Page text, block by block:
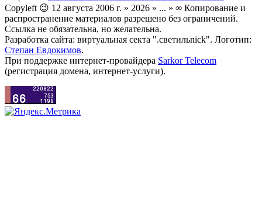
Copyleft 😉 12 августа 2006 г. » 2026 » ... » ∞ Копирование и
распространение материалов разрешено без ограничений.
Ссылка не обязательна, но желательна.
Разработка сайта: виртуальная секта ".светильnick". Логотип:
Степан Евдокимов.
При поддержке интернет-провайдера Sarkor Telecom
(регистрация домена, интернет-услуги).